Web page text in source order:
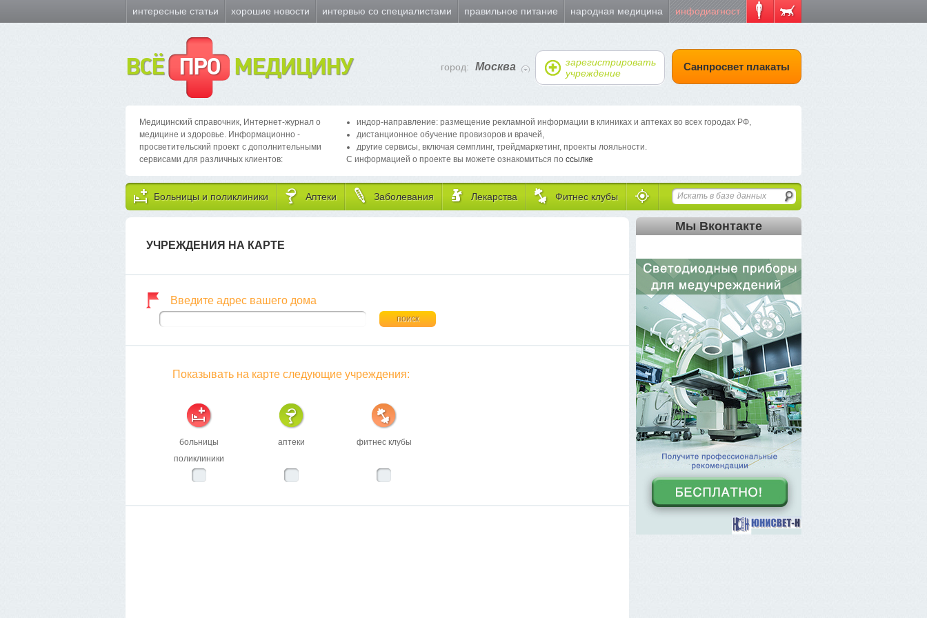
интересные статьи хорошие новости интервью со специалистами правильное питание народная медицина инфодиагност
ВСЁ ПРО МЕДИЦИНУ город: Москва
зарегистрировать
учреждение
Санпросвет плакаты
Медицинский справочник, Интернет-журнал о
медицине и здоровье. Информационно -
просветительский проект с дополнительными
сервисами для различных клиентов:
индор-направление: размещение рекламной информации в клиниках и аптеках во всех городах РФ,
дистанционное обучение провизоров и врачей,
другие сервисы, включая семплинг, трейдмаркетинг, проекты лояльности.
С информацией о проекте вы можете ознакомиться по ссылке
Больницы и поликлиники Аптеки Заболевания Лекарства Фитнес клубы
УЧРЕЖДЕНИЯ НА КАРТЕ
Введите адрес вашего дома
поиск
Показывать на карте следующие учреждения:
больницы
поликлиники
аптеки фитнес клубы
Мы Вконтакте